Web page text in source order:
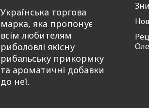
Українська торгова
марка, яка пропонує
всім любителям
риболовлі якісну
рибальську прикормку
та ароматичні добавки
до неї.